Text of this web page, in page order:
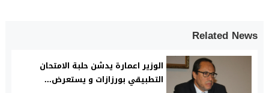
Related News
الوزير اعمارة يدشن حلبة الامتحان
التطبيقي بورزازات و يستعرض...